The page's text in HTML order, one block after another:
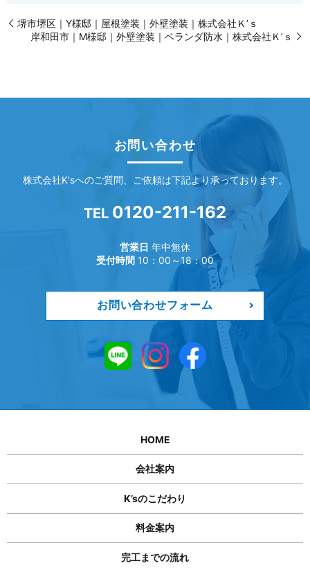
堺市堺区｜Y様邸｜屋根塗装｜外壁塗装｜株式会社Ｋ’ｓ
岸和田市｜M様邸｜外壁塗装｜ベランダ防水｜株式会社Ｋ’ｓ
お問い合わせ
株式会社K'sへのご質問、ご依頼は下記より承っております。
TEL 0120-211-162
営業日 年中無休
受付時間 10：00～18：00
お問い合わせフォーム
HOME
会社案内
K’sのこだわり
料金案内
完工までの流れ